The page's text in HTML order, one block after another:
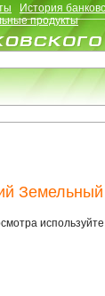
История
продукты
используйте